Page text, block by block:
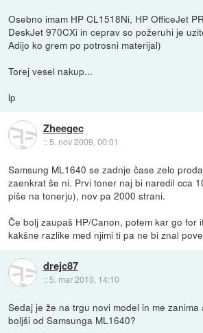
Osebno imam HP CL1518Ni, HP OfficeJet
DeskJet 970CXi in ceprav so požeruhi je
Adijo ko grem po potrosni materijal)
Torej vesel nakup...
lp
Zheegec
::5. nov 2009, 00:01
Samsung ML1640 se zadnje čase zelo
zaenkrat še ni. Prvi toner naj bi naredil cca
piše na tonerju), nov pa 2000 strani.
Če bolj zaupaš HP/Canon, potem kar go for
kakšne razlike med njimi ti pa ne bi znal
drejc87
:: 5. mar 2010, 14:10
Sedaj je že na trgu novi model in me zanima
boljši od Samsunga ML1640?